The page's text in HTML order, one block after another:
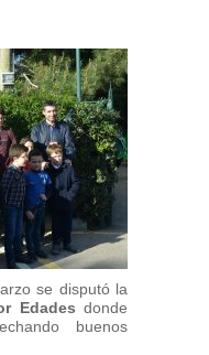
se disputó la
Edades donde
buenos